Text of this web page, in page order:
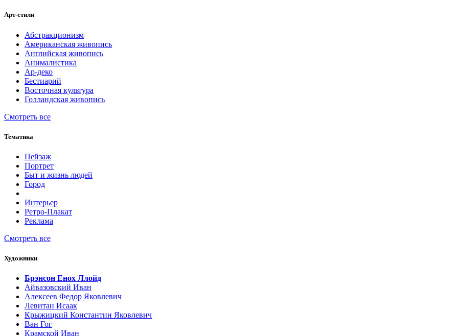
Арт-стили
Абстракционизм
Американская живопись
Английская живопись
Анималистика
Ар-деко
Бестиарий
Восточная культура
Голландская живопись
Смотреть все
Тематика
Пейзаж
Портрет
Быт и жизнь людей
Город
Интерьер
Ретро-Плакат
Реклама
Смотреть все
Художники
Брэнсон Енох Ллойд
Айвазовский Иван
Алексеев Федор Яковлевич
Левитан Исаак
Крыжицкий Константин Яковлевич
Ван Гог
Крамской Иван